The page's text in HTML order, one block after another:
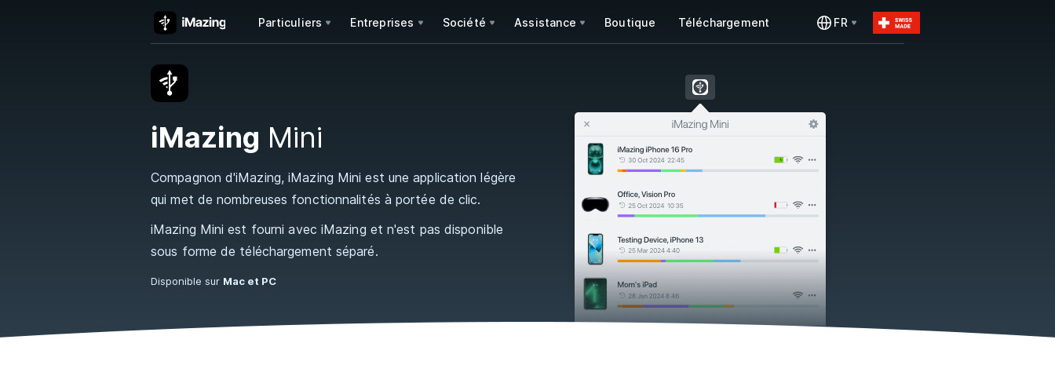
Particuliers Entreprises Société Assistance Boutique Téléchargement FR
iMazing Mini
Compagnon d'iMazing, iMazing Mini est une application légère
qui met de nombreuses fonctionnalités à portée de clic.
iMazing Mini est fourni avec iMazing et n'est pas disponible
sous forme de téléchargement séparé.
Disponible sur Mac et PC